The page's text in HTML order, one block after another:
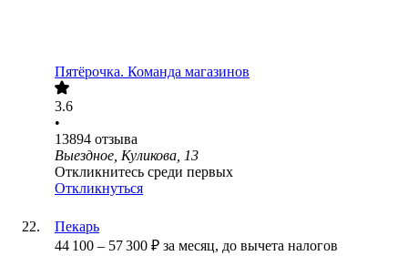
Пятёрочка. Команда магазинов
3.6
•
13894 отзыва
Выездное, Куликова, 13
Откликнитесь среди первых
Откликнуться
Пекарь
44 100 – 57 300 ₽ за месяц, до вычета налогов